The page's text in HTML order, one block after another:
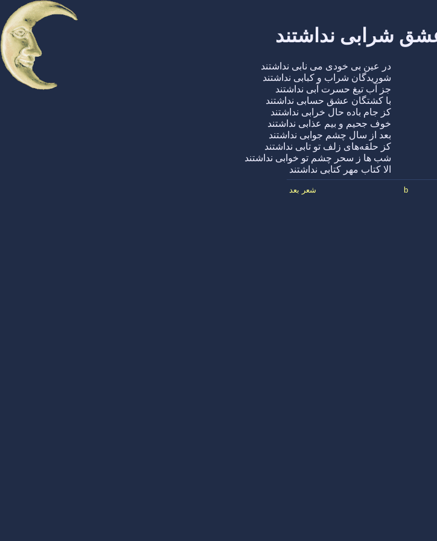
شرابی نداشتند
در عین بی خودی می نابی نداشتند
شوریدگان شراب و کبابی نداشتند
جز آب تیغ حسرت آبی نداشتند
با کشتگان عشق حسابی نداشتند
کز جام باده حال خرابی نداشتند
خوف جحیم و بیم عذابی نداشتند
بعد از سال چشم جوابی نداشتند
کز حلقه‌های زلف تو تابی نداشتند
شب ها ز سحر چشم تو خوابی نداشتند
الا کتاب مهر کتابی نداشتند
b شعر بعد